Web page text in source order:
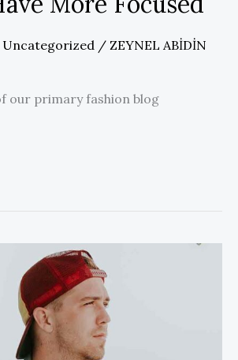
Uncategorized / ZEYNEL ABİDİN
our primary fashion blog